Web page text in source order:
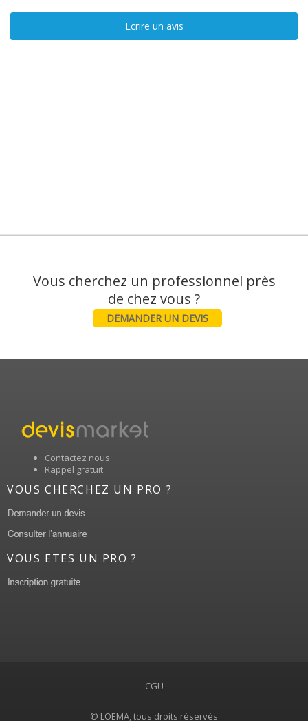
Ecrire un avis
Vous cherchez un professionnel près
DEMANDER UN DEVIS
Contactez nous
Rappel gratuit
VOUS CHERCHEZ UN PRO ?
VOUS ETES UN PRO ?
CGU
© LOEMA, tous droits réservés